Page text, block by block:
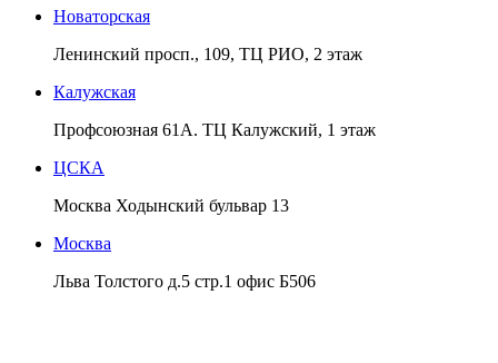
Новаторская
Ленинский просп., 109, ТЦ РИО, 2 этаж
Калужская
Профсоюзная 61А. ТЦ Калужский, 1 этаж
ЦСКА
Москва Ходынский бульвар 13
Москва
Льва Толстого д.5 стр.1 офис Б506